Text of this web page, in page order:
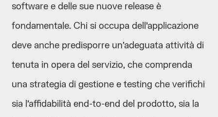
software e delle sue nuove release è
fondamentale. Chi si occupa dell’applicazione
deve anche predisporre un’adeguata attività di
tenuta in opera del servizio, che comprenda
una strategia di gestione e testing che verifichi
sia l’affidabilità end-to-end del prodotto, sia la